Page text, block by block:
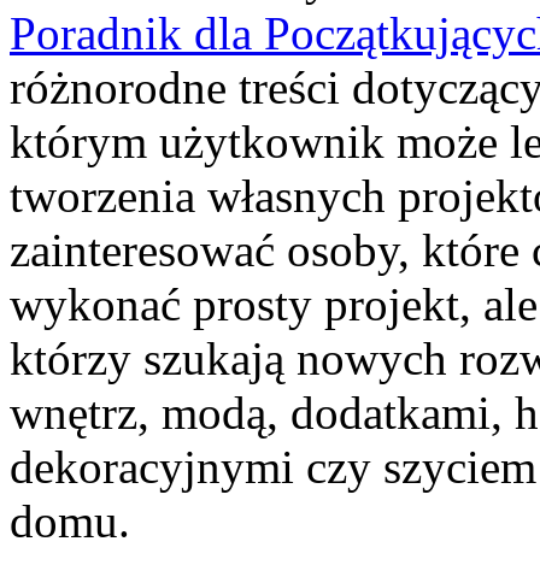
Poradnik dla
różnorodne treści
którym użytkownik może
tworzenia własnych
zainteresować osoby,
wykonać prosty projekt,
którzy szukają nowych
wnętrz, modą, dodatkami,
dekoracyjnymi czy
domu.